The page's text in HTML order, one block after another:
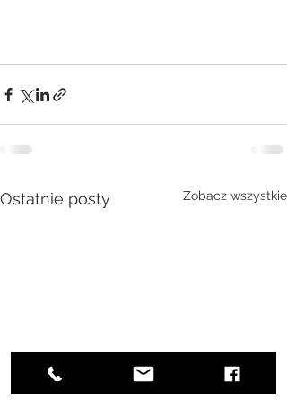
Ostatnie posty Zobacz wszystkie